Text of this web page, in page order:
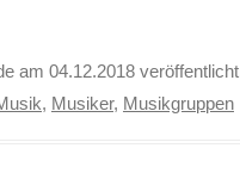
am 04.12.2018
, Musiker, Musikgruppen